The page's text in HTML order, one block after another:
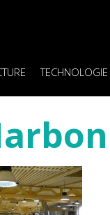
TECHNOLOGIE